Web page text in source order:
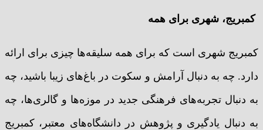
کمبریج، شهری برای همه
کمبریج شهری است که برای همه سلیقه‌ها چیزی برای ارائه
دارد. چه به دنبال آرامش و سکوت در باغ‌های زیبا باشید، چه
به دنبال تجربه‌های فرهنگی جدید در موزه‌ها و گالری‌ها، چه
به دنبال یادگیری و پژوهش در دانشگاه‌های معتبر، کمبریج